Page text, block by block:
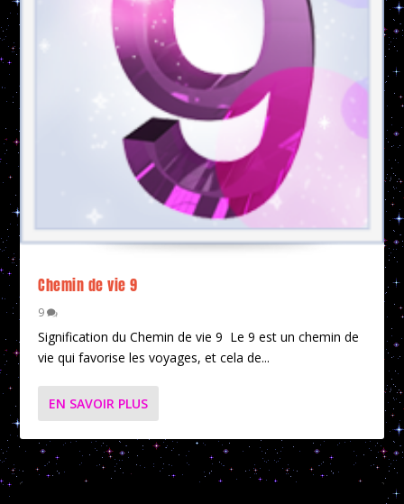
Chemin de vie 9
9
Signification du Chemin de vie 9 Le 9 est un chemin de
vie qui favorise les voyages, et cela de...
EN SAVOIR PLUS